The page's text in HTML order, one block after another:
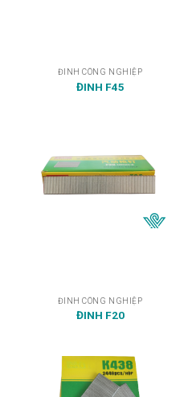
ĐINH CÔNG NGHIỆP
ĐINH F45
ĐINH CÔNG NGHIỆP
ĐINH F20